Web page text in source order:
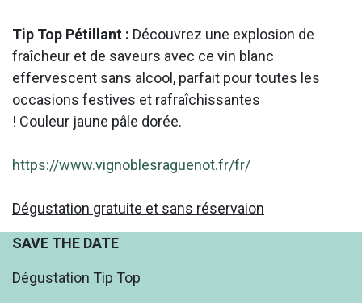
Tip Top Pétillant : Découvrez une explosion de
fraîcheur et de saveurs avec ce vin blanc
effervescent sans alcool, parfait pour toutes les
occasions festives et rafraîchissantes
! Couleur jaune pâle dorée.
https://www.vignoblesraguenot.fr/fr/
Dégustation gratuite et sans réservaion
SAVE THE DATE
Dégustation Tip Top